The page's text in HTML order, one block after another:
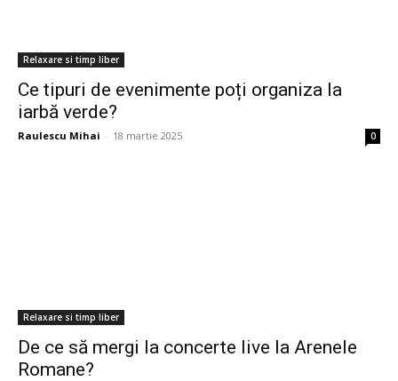
Relaxare si timp liber
Ce tipuri de evenimente poți organiza la
iarbă verde?
Raulescu Mihai - 18 martie 2025 0
Relaxare si timp liber
De ce să mergi la concerte live la Arenele
Romane?